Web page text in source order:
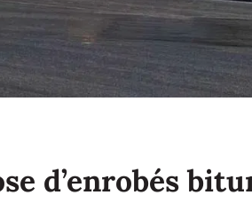
d’enrobés